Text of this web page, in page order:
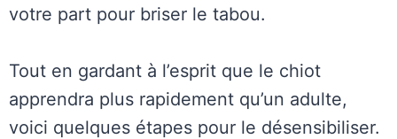
votre part pour briser le tabou.
Tout en gardant à l’esprit que le chiot
apprendra plus rapidement qu’un adulte,
voici quelques étapes pour le désensibiliser.